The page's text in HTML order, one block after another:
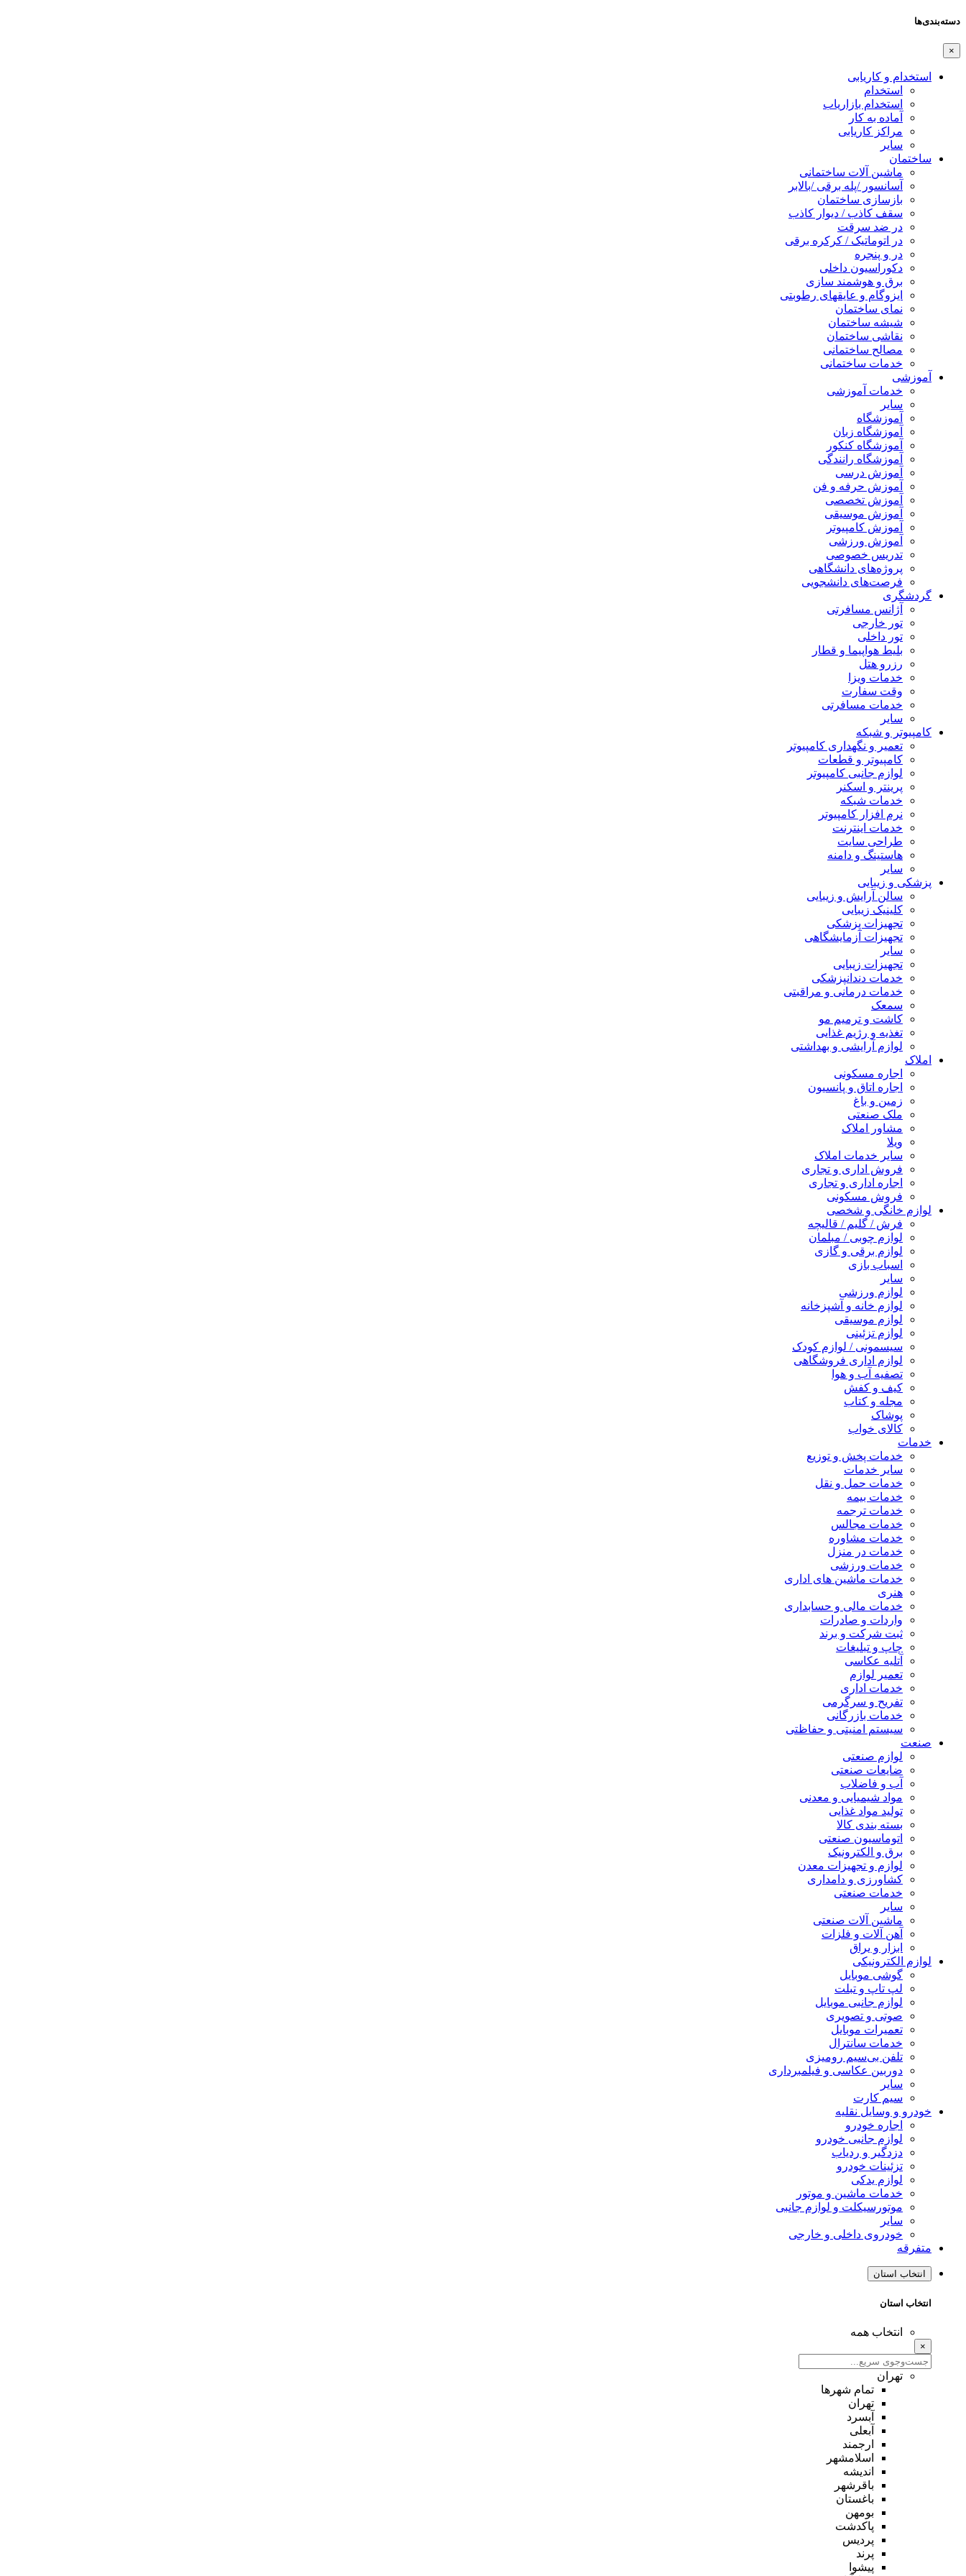
دسته‌بندی‌ها
×
استخدام و کاریابی
استخدام
استخدام بازاریاب
آماده به کار
مراکز کاریابی
سایر
ساختمان
ماشین آلات ساختمانی
آسانسور /پله برقی /بالابر
بازسازی ساختمان
سقف کاذب / دیوار کاذب
در ضد سرقت
در اتوماتیک / کرکره برقی
در و پنجره
دکوراسیون داخلی
برق و هوشمند سازی
ایزوگام و عایقهای رطوبتی
نمای ساختمان
شیشه ساختمان
نقاشی ساختمان
مصالح ساختمانی
خدمات ساختمانی
آموزشی
خدمات آموزشی
سایر
آموزشگاه
آموزشگاه زبان
آموزشگاه کنکور
آموزشگاه رانندگی
آموزش درسی
آموزش حرفه و فن
آموزش تخصصی
آموزش موسیقی
آموزش کامپیوتر
آموزش ورزشی
تدریس خصوصی
پروژه‌های دانشگاهی
فرصت‌های دانشجویی
گردشگری
آژانس مسافرتی
تور خارجی
تور داخلی
بلیط هواپیما و قطار
رزرو هتل
خدمات ویزا
وقت سفارت
خدمات مسافرتی
سایر
کامپیوتر و شبکه
تعمیر و نگهداری کامپیوتر
کامپیوتر و قطعات
لوازم جانبی کامپیوتر
پرینتر و اسکنر
خدمات شبکه
نرم افزار کامپیوتر
خدمات اینترنت
طراحی سایت
هاستینگ و دامنه
سایر
پزشکی و زیبایی
سالن آرایش و زیبایی
کلینیک زیبایی
تجهیزات پزشکی
تجهیزات آزمایشگاهی
سایر
تجهیزات زیبایی
خدمات دندانپزشکی
خدمات درمانی و مراقبتی
سمعک
کاشت و ترمیم مو
تغذیه و رژیم غذایی
لوازم آرایشی و بهداشتی
املاک
اجاره مسکونی
اجاره اتاق و پانسیون
زمین و باغ
ملک صنعتی
مشاور املاک
ویلا
سایر خدمات املاک
فروش اداری و تجاری
اجاره اداری و تجاری
فروش مسکونی
لوازم خانگی و شخصی
فرش / گلیم / قالیچه
لوازم چوبی / مبلمان
لوازم برقی و گازی
اسباب بازی
سایر
لوازم ورزشی
لوازم خانه و آشپزخانه
لوازم موسیقی
لوازم تزئینی
سیسمونی / لوازم کودک
لوازم اداری فروشگاهی
تصفیه آب و هوا
کیف و کفش
مجله و کتاب
پوشاک
کالای خواب
خدمات
خدمات پخش و توزیع
سایر خدمات
خدمات حمل و نقل
خدمات بیمه
خدمات ترجمه
خدمات مجالس
خدمات مشاوره
خدمات در منزل
خدمات ورزشی
خدمات ماشین های اداری
هنری
خدمات مالی و حسابداری
واردات و صادرات
ثبت شرکت و برند
چاپ و تبلیغات
آتلیه عکاسی
تعمیر لوازم
خدمات اداری
تفریح و سرگرمی
خدمات بازرگانی
سیستم امنیتی و حفاظتی
صنعت
لوازم صنعتی
ضایعات صنعتی
آب و فاضلاب
مواد شیمیایی و معدنی
تولید مواد غذایی
بسته بندی کالا
اتوماسیون صنعتی
برق و الکترونیک
لوازم و تجهیزات معدن
کشاورزی و دامداری
خدمات صنعتی
سایر
ماشین آلات صنعتی
آهن آلات و فلزات
ابزار و یراق
لوازم الکترونیکی
گوشی موبایل
لپ تاپ و تبلت
لوازم جانبی موبایل
صوتی و تصویری
تعمیرات موبایل
خدمات سانترال
تلفن بی‌سیم رومیزی
دوربین عکاسی و فیلمبرداری
سایر
سیم کارت
خودرو و وسایل نقلیه
اجاره خودرو
لوازم جانبی خودرو
دزدگیر و ردیاب
تزئینات خودرو
لوازم یدکی
خدمات ماشین و موتور
موتورسیکلت و لوازم جانبی
سایر
خودروی داخلی و خارجی
متفرقه
انتخاب استان
انتخاب استان
انتخاب همه
×
تهران
تمام شهر‌ها
تهران
آبسرد
آبعلی
ارجمند
اسلامشهر
اندیشه
باقرشهر
باغستان
بومهن
پاکدشت
پردیس
پرند
پیشوا